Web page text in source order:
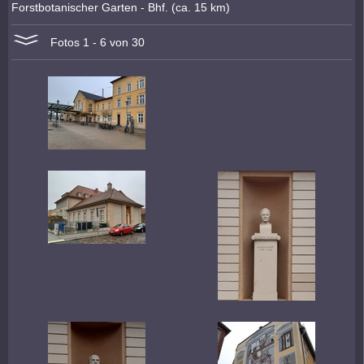
Forstbotanischer Garten - Bhf. (ca. 15 km)
Fotos 1 - 6 von 30